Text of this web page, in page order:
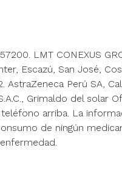
LMT CONEXUS
Escazú, San José,
AstraZeneca Perú SA,
Grimaldo del solar
arriba. La
de ningún